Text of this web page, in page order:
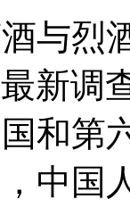
与烈
最新
和第
中国